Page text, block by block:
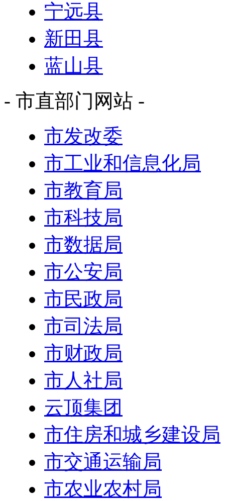
宁远县
新田县
蓝山县
- 市直部门网站 -
市发改委
市工业和信息化局
市教育局
市科技局
市数据局
市公安局
市民政局
市司法局
市财政局
市人社局
云顶集团
市住房和城乡建设局
市交通运输局
市农业农村局